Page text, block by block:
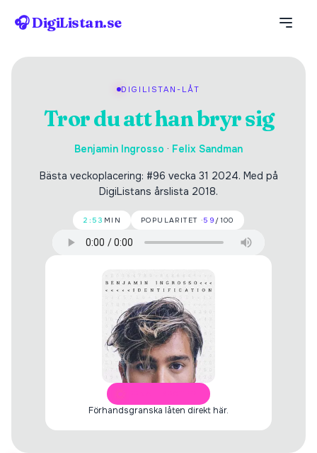
🎧 DigiListan.se
DIGILISTAN-LÅT
Tror du att han bryr sig
Benjamin Ingrosso · Felix Sandman
Bästa veckoplacering: #96 vecka 31 2024. Med på
DigiListans årslista 2018.
2:53 MIN POPULARITET ·59 /100
Förhandsgranska låten direkt här.